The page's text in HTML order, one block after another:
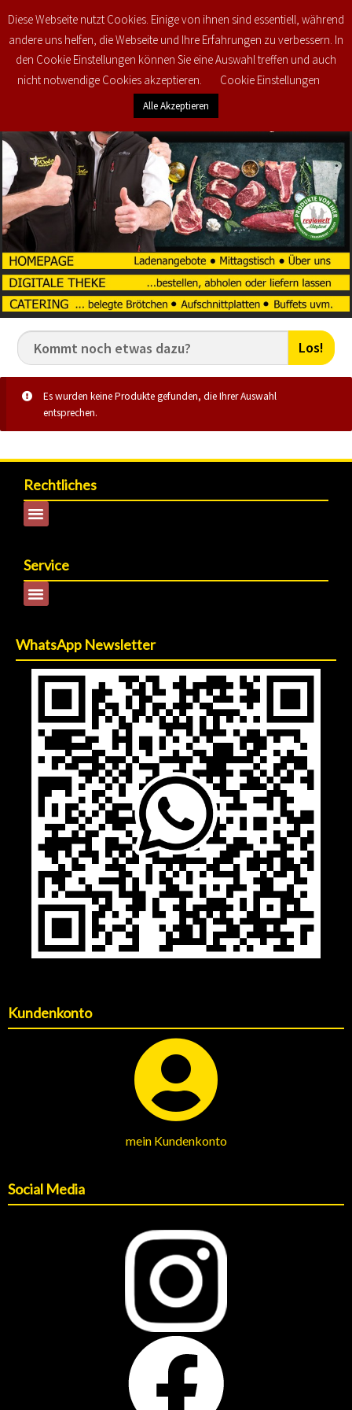
€ 0,00 0
Los!
Es wurden keine Produkte gefunden, die Ihrer Auswahl
entsprechen.
Rechtliches
Service
WhatsApp Newsletter
Kundenkonto
mein Kundenkonto
Social Media
Diese Webseite nutzt Cookies. Einige von ihnen sind essentiell, während
andere uns helfen, die Webseite und Ihre Erfahrungen zu verbessern. In
den Cookie Einstellungen können Sie eine Auswahl treffen und auch
nicht notwendige Cookies akzeptieren.
Cookie Einstellungen
Alle Akzeptieren